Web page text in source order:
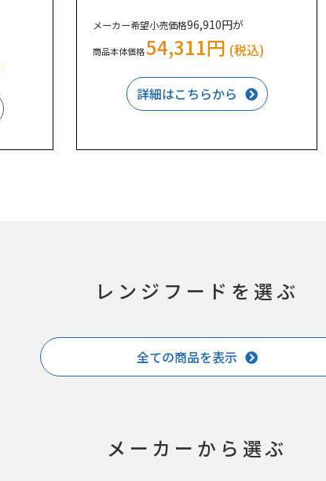
メーカー希望小売価格96,910円が
商品本体価格54,311円 (税込)
詳細はこちらから
レンジフードを選ぶ
全ての商品を表示
メーカーから選ぶ